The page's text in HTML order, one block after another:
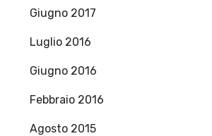
Giugno 2017
Luglio 2016
Giugno 2016
Febbraio 2016
Agosto 2015